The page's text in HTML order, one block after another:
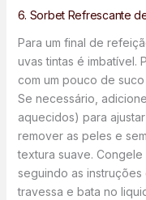
6. Sorbet Refrescante
Para um final de
uvas tintas é imbatível.
com um pouco de
Se necessário,
aquecidos) para
remover as peles e
textura suave. Congele
seguindo as
travessa e bata no